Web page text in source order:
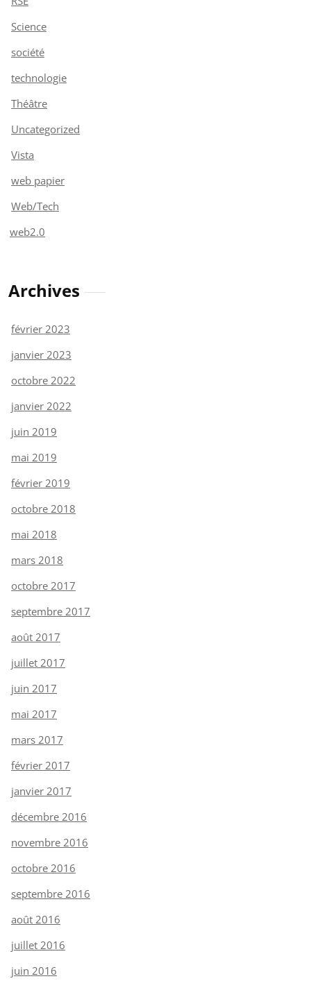
Science
société
technologie
Théâtre
Uncategorized
Vista
web papier
Web/Tech
web2.0
Archives
février 2023
janvier 2023
octobre 2022
janvier 2022
juin 2019
mai 2019
février 2019
octobre 2018
mai 2018
mars 2018
octobre 2017
septembre 2017
août 2017
juillet 2017
juin 2017
mai 2017
mars 2017
février 2017
janvier 2017
décembre 2016
novembre 2016
octobre 2016
septembre 2016
août 2016
juillet 2016
juin 2016